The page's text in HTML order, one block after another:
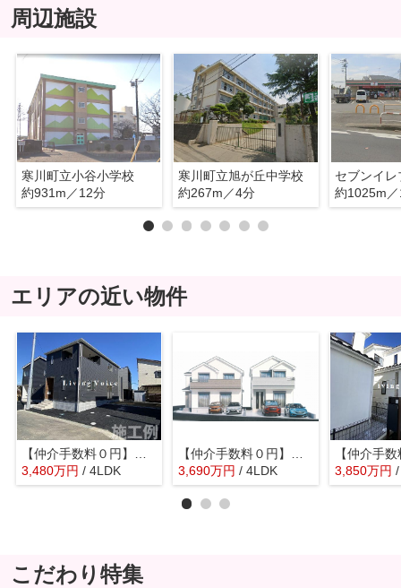
周辺施設
寒川町立小谷小学校
約931m／12分
寒川町立旭が丘中学校
約267m／4分
約1025m
エリアの近い物件
【仲介手数料０円】寒川町倉見第58 新築一戸建て 3号棟 全4棟
3,480万円 / 4LDK
【仲介手数料０円】寒川町倉見 新築一戸建て 全2棟
3,690万円 / 4LDK 3,850万円
こだわり特集